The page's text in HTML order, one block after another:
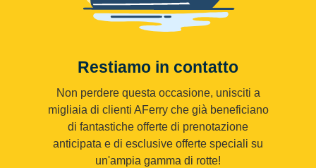
Restiamo in contatto
Non perdere questa occasione, unisciti a
migliaia di clienti AFerry che già beneficiano
di fantastiche offerte di prenotazione
anticipata e di esclusive offerte speciali su
un'ampia gamma di rotte!